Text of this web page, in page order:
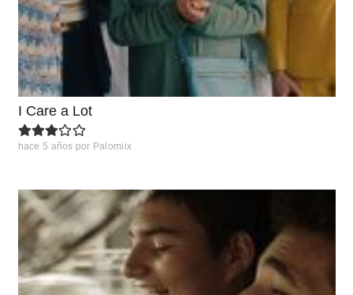
I Care a Lot
hace 5 años por Palomiix